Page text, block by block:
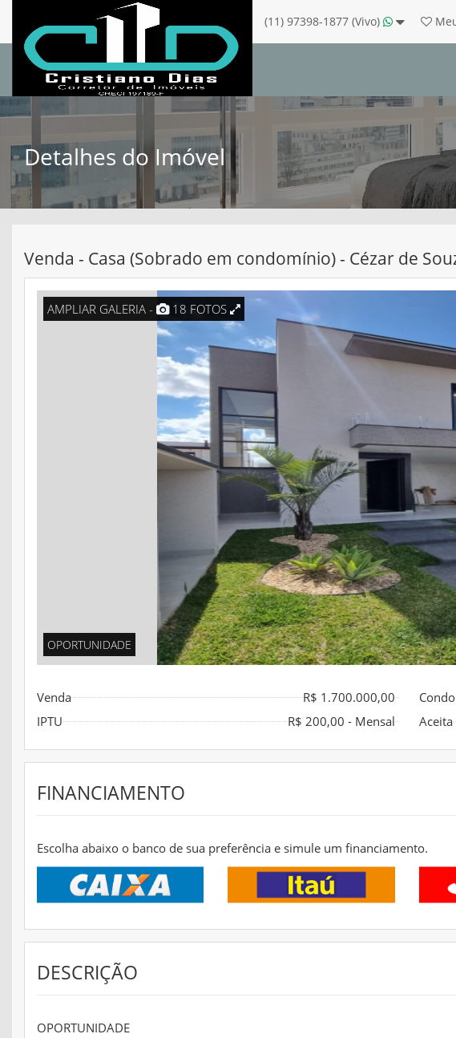
(11) 97398-1877 (Vivo)
Detalhes do Imóvel
Venda - Casa (Sobrado em condomínio) - Cézar de
AMPLIAR GALERIA - 18 FOTOS
OPORTUNIDADE
Venda R$ 1.700.000,00
IPTU
R$ 200,00 - Mensal Aceita
FINANCIAMENTO
Escolha abaixo o banco de sua preferência e simule um financiamento.
DESCRIÇÃO
OPORTUNIDADE